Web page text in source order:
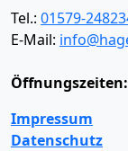
Tel.: 01579-
E-Mail:
Öffnungszeiten:
Impressum
Datenschutz